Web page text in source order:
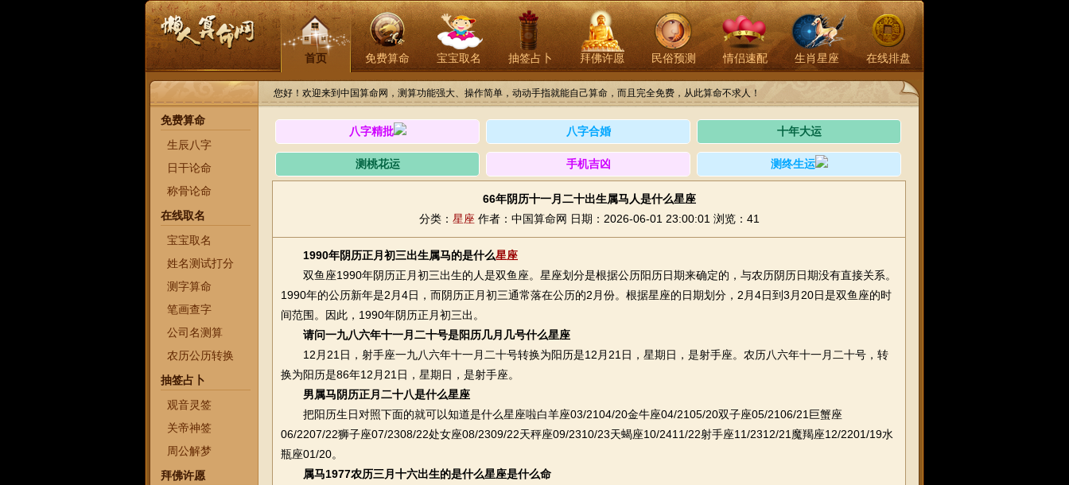
首页 免费算命 宝宝取名 抽签占卜 拜佛许愿 民俗预测 情侣速配 生肖星座 在线排盘
您好！欢迎来到中国算命网，测算功能强大、操作简单，动动手指就能自己算命，而且完全免费，从此算命不求人！
免费算命
生辰八字
日干论命
称骨论命
在线取名
宝宝取名
姓名测试打分
测字算命
笔画查字
公司名测算
农历公历转换
抽签占卜
观音灵签
关帝神签
周公解梦
拜佛许愿
八字精批 八字合婚 十年大运
测桃花运 手机吉凶 测终生运
66年阴历十一月二十出生属马人是什么星座
分类： 星座 作者：中国算命网 日期：2026-06-01 23:00:01 浏览：41
1990年阴历正月初三出生属马的是什么星座
双鱼座1990年阴历正月初三出生的人是双鱼座。星座划分是根据公历阳历日期来确定的，与农历阴历日期没有直接关系。
1990年的公历新年是2月4日，而阴历正月初三通常落在公历的2月份。根据星座的日期划分，2月4日到3月20日是双鱼座的时
间范围。因此，1990年阴历正月初三出。
请问一九八六年十一月二十号是阳历几月几号什么星座
12月21日，射手座一九八六年十一月二十号转换为阳历是12月21日，星期日，是射手座。农历八六年十一月二十号，转
换为阳历是86年12月21日，星期日，是射手座。
男属马阴历正月二十八是什么星座
把阳历生日对照下面的就可以知道是什么星座啦白羊座03/2104/20金牛座04/2105/20双子座05/2106/21巨蟹座
06/2207/22狮子座07/2308/22处女座08/2309/22天秤座09/2310/23天蝎座10/2411/22射手座11/2312/21魔羯座12/2201/19水
瓶座01/20。
属马1977农历三月十六出生的是什么星座是什么命